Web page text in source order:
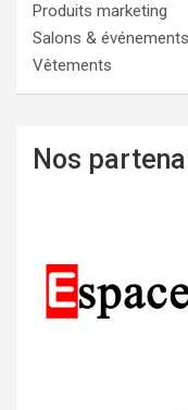
Produits marketing
Salons & événements
Vêtements
Nos